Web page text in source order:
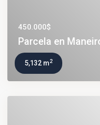
450.000$
Parcela en
5,132 m2